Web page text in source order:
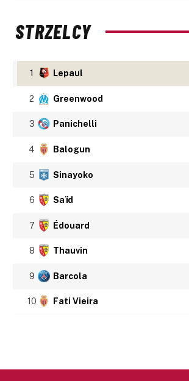
STRZELCY
1 Lepaul
2 Greenwood
3 Panichelli
4 Balogun
5 Sinayoko
6 Saïd
7 Édouard
8 Thauvin
9 Barcola
10 Fati Vieira